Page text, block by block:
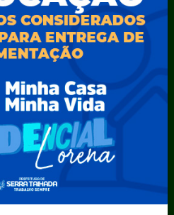
Administração – SAD
Agricultura e Recursos Hídricos –
Agricultura Familiar – SEMAF
Educação – SEST
Esporte e Lazer – SEMEL
Finanças – SECFIN
Governo – SEGOV
Meio Ambiente – SEMA
Planejamento e Gestão – SEPLAG
Relações Institucionais – SEMRI
Saúde – SMS
Serviços Públicos – SEMUSP